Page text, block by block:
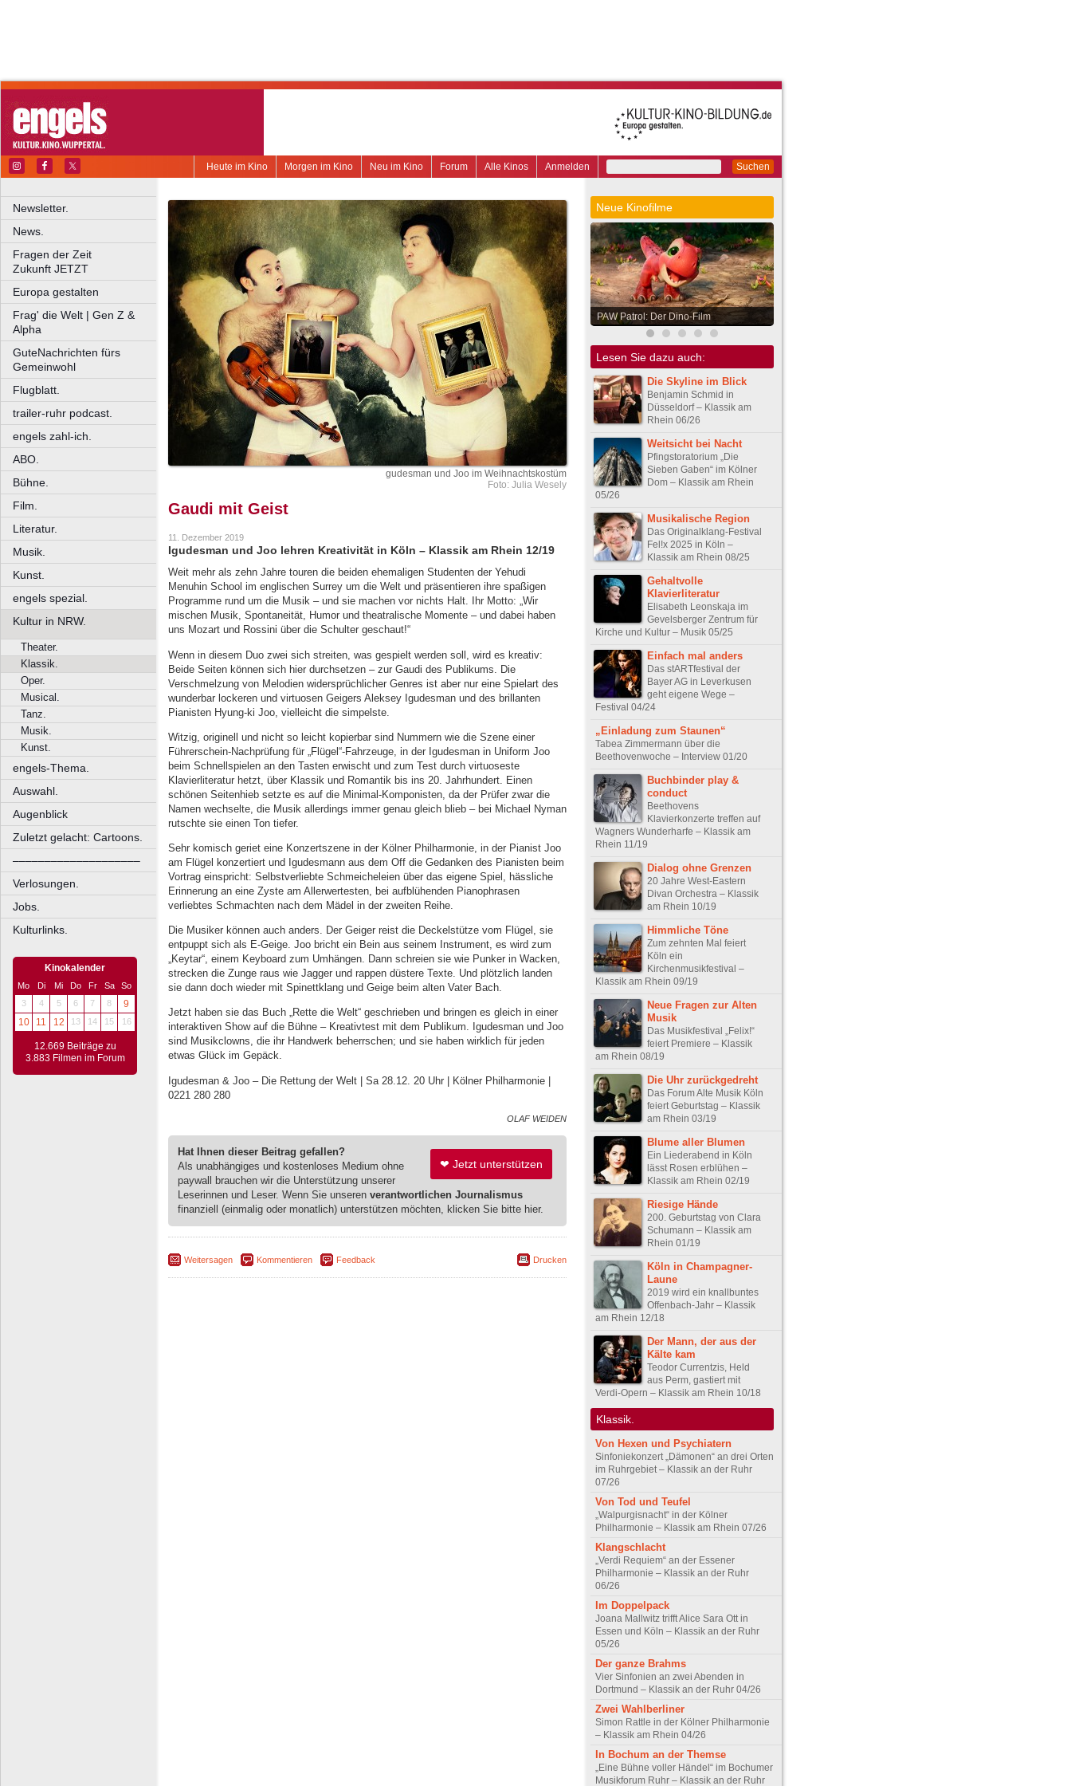
Suchen
Anmelden
Alle Kinos
Forum
Neu im Kino
Morgen im Kino
Heute im Kino
Newsletter.
News.
Fragen der Zeit
Zukunft JETZT
Europa gestalten
Frag' die Welt | Gen Z &
Alpha
GuteNachrichten fürs
Gemeinwohl
Flugblatt.
trailer-ruhr podcast.
engels zahl-ich.
ABO.
Bühne.
Film.
Literatur.
Musik.
Kunst.
engels spezial.
Kultur in NRW.
Theater.
Klassik.
Oper.
Musical.
Tanz.
Musik.
Kunst.
engels-Thema.
Auswahl.
Augenblick
Zuletzt gelacht: Cartoons.
––––––––––––––––––––
Verlosungen.
Jobs.
Kulturlinks.
Kinokalender
Mo Di Mi Do Fr Sa
So
3
4 5 6 7 8
9
10
11 12 13 14 15 16
12.669 Beiträge zu
3.883 Filmen im Forum
gudesman und Joo im Weihnachtskostüm
Foto: Julia Wesely
Gaudi mit Geist
11. Dezember 2019
Igudesman und Joo lehren Kreativität in Köln – Klassik am Rhein 12/19
Weit mehr als zehn Jahre touren die beiden ehemaligen Studenten der Yehudi
Menuhin School im englischen Surrey um die Welt und präsentieren ihre spaßigen
Programme rund um die Musik – und sie machen vor nichts Halt. Ihr Motto: „Wir
mischen Musik, Spontaneität, Humor und theatralische Momente – und dabei haben
uns Mozart und Rossini über die Schulter geschaut!“
Wenn in diesem Duo zwei sich streiten, was gespielt werden soll, wird es kreativ:
Beide Seiten können sich hier durchsetzen – zur Gaudi des Publikums. Die
Verschmelzung von Melodien widersprüchlicher Genres ist aber nur eine Spielart des
wunderbar lockeren und virtuosen Geigers Aleksey Igudesman und des brillanten
Pianisten Hyung-ki Joo, vielleicht die simpelste.
Witzig, originell und nicht so leicht kopierbar sind Nummern wie die Szene einer
Führerschein-Nachprüfung für „Flügel“-Fahrzeuge, in der Igudesman in Uniform Joo
beim Schnellspielen an den Tasten erwischt und zum Test durch virtuoseste
Klavierliteratur hetzt, über Klassik und Romantik bis ins 20. Jahrhundert. Einen
schönen Seitenhieb setzte es auf die Minimal-Komponisten, da der Prüfer zwar die
Namen wechselte, die Musik allerdings immer genau gleich blieb – bei Michael Nyman
rutschte sie einen Ton tiefer.
Sehr komisch geriet eine Konzertszene in der Kölner Philharmonie, in der Pianist Joo
am Flügel konzertiert und Igudesmann aus dem Off die Gedanken des Pianisten beim
Vortrag einspricht: Selbstverliebte Schmeicheleien über das eigene Spiel, hässliche
Erinnerung an eine Zyste am Allerwertesten, bei aufblühenden Pianophrasen
verliebtes Schmachten nach dem Mädel in der zweiten Reihe.
Die Musiker können auch anders. Der Geiger reist die Deckelstütze vom Flügel, sie
entpuppt sich als E-Geige. Joo bricht ein Bein aus seinem Instrument, es wird zum
„Keytar“, einem Keyboard zum Umhängen. Dann schreien sie wie Punker in Wacken,
strecken die Zunge raus wie Jagger und rappen düstere Texte. Und plötzlich landen
sie dann doch wieder mit Spinettklang und Geige beim alten Vater Bach.
Jetzt haben sie das Buch „Rette die Welt“ geschrieben und bringen es gleich in einer
interaktiven Show auf die Bühne – Kreativtest mit dem Publikum. Igudesman und Joo
sind Musikclowns, die ihr Handwerk beherrschen; und sie haben wirklich für jeden
etwas Glück im Gepäck.
Igudesman & Joo – Die Rettung der Welt | Sa 28.12. 20 Uhr | Kölner Philharmonie |
0221 280 280
OLAF WEIDEN
❤ Jetzt unterstützen
Hat Ihnen dieser Beitrag gefallen?
Als unabhängiges und kostenloses Medium ohne
paywall brauchen wir die Unterstützung unserer
Leserinnen und Leser. Wenn Sie unseren verantwortlichen Journalismus
finanziell (einmalig oder monatlich) unterstützen möchten, klicken Sie bitte hier.
Weitersagen Kommentieren Feedback Drucken
Neue Kinofilme
PAW Patrol: Der Dino-Film
Lesen Sie dazu auch:
Die Skyline im Blick
Benjamin Schmid in
Düsseldorf – Klassik am
Rhein 06/26
Weitsicht bei Nacht
Pfingstoratorium „Die
Sieben Gaben“ im Kölner
Dom – Klassik am Rhein
05/26
Musikalische Region
Das Originalklang-Festival
Fel!x 2025 in Köln –
Klassik am Rhein 08/25
Gehaltvolle
Klavierliteratur
Elisabeth Leonskaja im
Gevelsberger Zentrum für
Kirche und Kultur – Musik 05/25
Einfach mal anders
Das stARTfestival der
Bayer AG in Leverkusen
geht eigene Wege –
Festival 04/24
„Einladung zum Staunen“
Tabea Zimmermann über die
Beethovenwoche – Interview 01/20
Buchbinder play &
conduct
Beethovens
Klavierkonzerte treffen auf
Wagners Wunderharfe – Klassik am
Rhein 11/19
Dialog ohne Grenzen
20 Jahre West-Eastern
Divan Orchestra – Klassik
am Rhein 10/19
Himmliche Töne
Zum zehnten Mal feiert
Köln ein
Kirchenmusikfestival –
Klassik am Rhein 09/19
Neue Fragen zur Alten
Musik
Das Musikfestival „Felix!“
feiert Premiere – Klassik
am Rhein 08/19
Die Uhr zurückgedreht
Das Forum Alte Musik Köln
feiert Geburtstag – Klassik
am Rhein 03/19
Blume aller Blumen
Ein Liederabend in Köln
lässt Rosen erblühen –
Klassik am Rhein 02/19
Riesige Hände
200. Geburtstag von Clara
Schumann – Klassik am
Rhein 01/19
Köln in Champagner-
Laune
2019 wird ein knallbuntes
Offenbach-Jahr – Klassik
am Rhein 12/18
Der Mann, der aus der
Kälte kam
Teodor Currentzis, Held
aus Perm, gastiert mit
Verdi-Opern – Klassik am Rhein 10/18
Klassik.
Von Hexen und Psychiatern
Sinfoniekonzert „Dämonen“ an drei Orten
im Ruhrgebiet – Klassik an der Ruhr
07/26
Von Tod und Teufel
„Walpurgisnacht“ in der Kölner
Philharmonie – Klassik am Rhein 07/26
Klangschlacht
„Verdi Requiem“ an der Essener
Philharmonie – Klassik an der Ruhr
06/26
Im Doppelpack
Joana Mallwitz trifft Alice Sara Ott in
Essen und Köln – Klassik an der Ruhr
05/26
Der ganze Brahms
Vier Sinfonien an zwei Abenden in
Dortmund – Klassik an der Ruhr 04/26
Zwei Wahlberliner
Simon Rattle in der Kölner Philharmonie
– Klassik am Rhein 04/26
In Bochum an der Themse
„Eine Bühne voller Händel“ im Bochumer
Musikforum Ruhr – Klassik an der Ruhr